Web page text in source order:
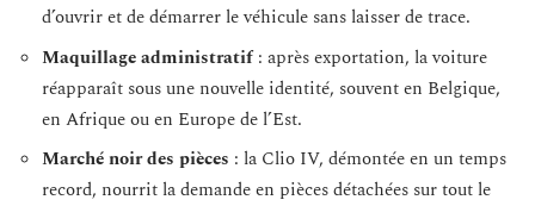
d’ouvrir et de démarrer le véhicule sans laisser de trace.
Maquillage administratif: après exportation, la voiture
réapparaît sous une nouvelle identité, souvent en Belgique,
en Afrique ou en Europe de l’Est.
Marché noir des pièces : la Clio IV, démontée en un temps
record, nourrit la demande en pièces détachées sur tout le